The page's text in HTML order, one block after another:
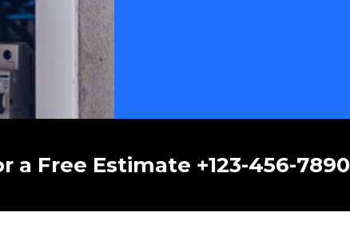
a Free Estimate +123-456-7890